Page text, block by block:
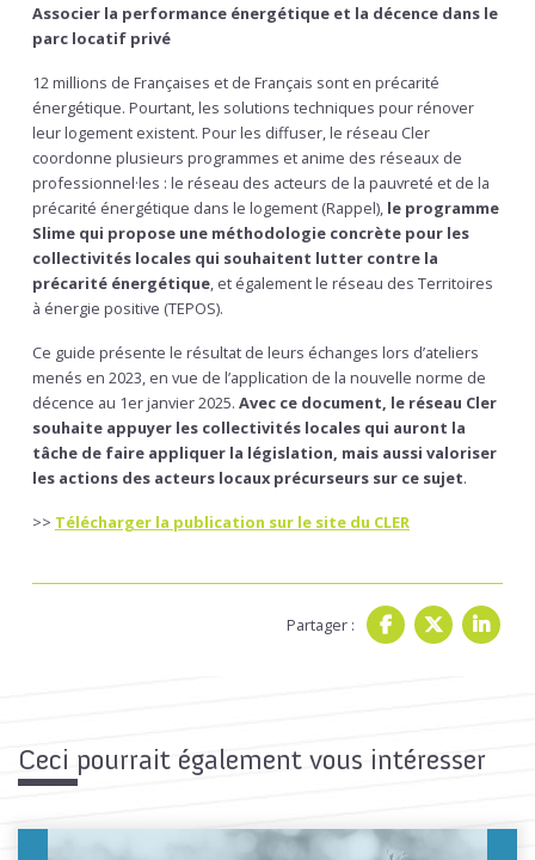
Associer la performance énergétique et la décence dans le
parc locatif privé
12 millions de Françaises et de Français sont en précarité
énergétique. Pourtant, les solutions techniques pour rénover
leur logement existent. Pour les diffuser, le réseau Cler
coordonne plusieurs programmes et anime des réseaux de
professionnel·les : le réseau des acteurs de la pauvreté et de la
précarité énergétique dans le logement (Rappel), le programme
Slime qui propose une méthodologie concrète pour les
collectivités locales qui souhaitent lutter contre la
précarité énergétique, et également le réseau des Territoires
à énergie positive (TEPOS).
Ce guide présente le résultat de leurs échanges lors d’ateliers
menés en 2023, en vue de l’application de la nouvelle norme de
décence au 1er janvier 2025. Avec ce document, le réseau Cler
souhaite appuyer les collectivités locales qui auront la
tâche de faire appliquer la législation, mais aussi valoriser
les actions des acteurs locaux précurseurs sur ce sujet.
>> Télécharger la publication sur le site du CLER
Partager :
Ceci pourrait également vous intéresser